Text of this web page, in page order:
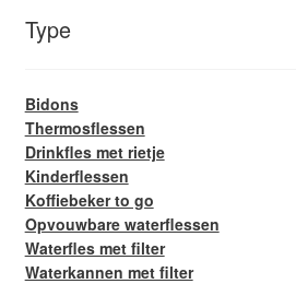
Type
Bidons
Thermosflessen
Drinkfles met rietje
Kinderflessen
Koffiebeker to go
Opvouwbare waterflessen
Waterfles met filter
Waterkannen met filter